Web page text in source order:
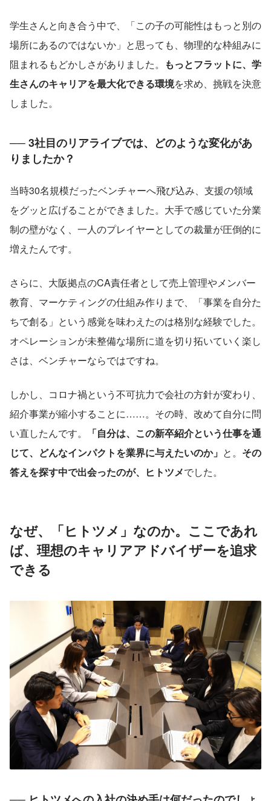
学生さんと向き合う中で、「この子の可能性はもっと別の
場所にあるのではないか」と思っても、物理的な枠組みに
阻まれるもどかしさがありました。
もっとフラットに、学
生さんのキャリアを最大化できる環境を求め、挑戦を決意
しました。
── 3社目のリアライブでは、どのような変化があ
りましたか？
当時30名規模だったベンチャーへ飛び込み、支援の領域
をグッと広げることができました。大手で感じていた分業
制の壁がなく、一人のプレイヤーとしての裁量が圧倒的に
増えたんです。
さらに、大阪拠点のCA責任者として売上管理やメンバー
教育、マーケティングの仕組み作りまで、「事業を自分た
ちで創る」という感覚を味わえたのは格別な経験でした。
オペレーションが未整備な場所に道を切り拓いていく楽し
さは、ベンチャーならではですね。
しかし、コロナ禍という不可抗力で会社の方針が変わり、
紹介事業が縮小することに……。その時、改めて自分に問
い直したんです。
「自分は、この新卒紹介という仕事を通
じて、どんなインパクトを業界に与えたいのか」 と。 その
答えを探す中で出会ったのが、ヒトツメでした。
なぜ、「ヒトツメ」なのか。ここであれ
ば、理想のキャリアアドバイザーを追求
できる